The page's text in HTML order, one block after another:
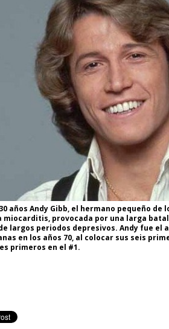
años Andy Gibb, el hermano pequeño de
miocarditis, provocada por una larga
largos periodos depresivos. Andy fue el
en los años 70, al colocar sus seis
primeros en el #1.